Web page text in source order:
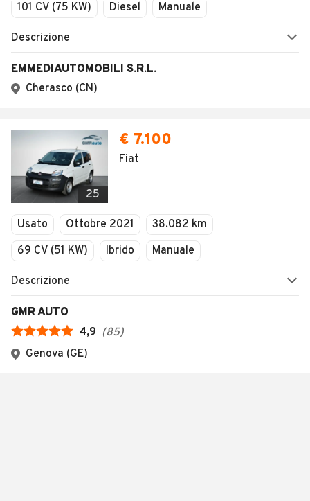
101 CV (75 KW)
Diesel Manuale
Descrizione
EMMEDIAUTOMOBILI S.R.L.
Cherasco (CN)
25
€ 7.100
Fiat
Usato Ottobre 2021
38.082 km
69 CV (51 KW)
Ibrido Manuale
Descrizione
GMR AUTO
4,9 (85)
Genova (GE)